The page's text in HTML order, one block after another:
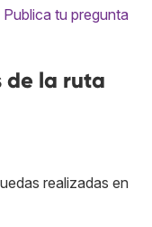
Publica tu pregunta
de la ruta
realizadas en